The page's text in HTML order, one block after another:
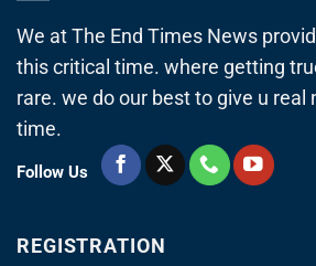
We at The End Times News
this critical time. where getting
rare. we do our best to give u real
time.
Follow Us
REGISTRATION